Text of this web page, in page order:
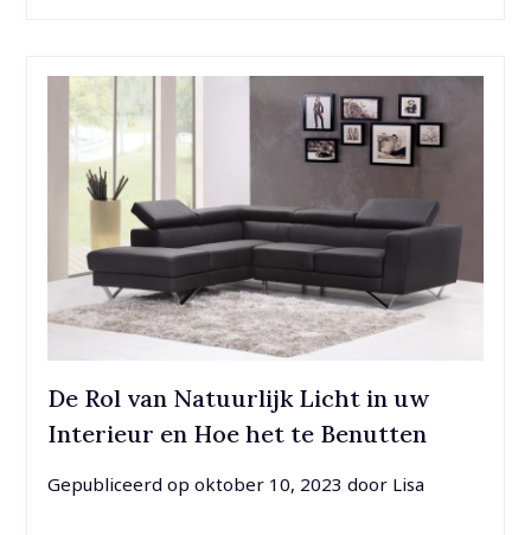
De Rol van Natuurlijk Licht in uw
Interieur en Hoe het te Benutten
Gepubliceerd op oktober 10, 2023 door Lisa